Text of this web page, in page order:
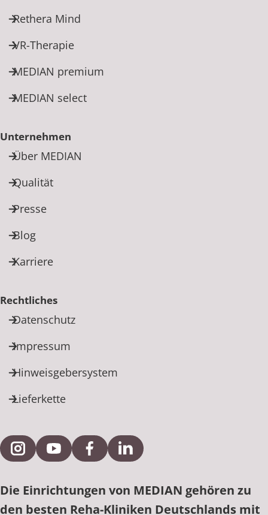
Rethera Mind
VR-Therapie
MEDIAN premium
MEDIAN select
Unternehmen
Über MEDIAN
Qualität
Presse
Blog
Karriere
Rechtliches
Datenschutz
Impressum
Hinweisgebersystem
Lieferkette
Externe Verlinkung zu Instagram
Externe Verlinkung zu YouTube
Externe Verlinkung zu Facebook
Externe Verlinkung zu
Die Einrichtungen von MEDIAN gehören zu
den besten Reha-Kliniken Deutschlands mit